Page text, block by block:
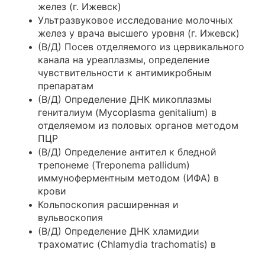
желез (г. Ижевск)
Ультразвуковое исследование молочных
желез у врача высшего уровня (г. Ижевск)
(В/Д) Посев отделяемого из цервикального
канала на уреаплазмы, определение
чувствительности к антимикробным
препаратам
(В/Д) Определение ДНК микоплазмы
гениталиум (Mycoplasma genitalium) в
отделяемом из половых органов методом
ПЦР
(В/Д) Определение антител к бледной
трепонеме (Treponema pallidum)
иммуноферментным методом (ИФА) в
крови
Кольпоскопия расширенная и
вульвоскопия
(В/Д) Определение ДНК хламидии
трахоматис (Chlamydia trachomatis) в